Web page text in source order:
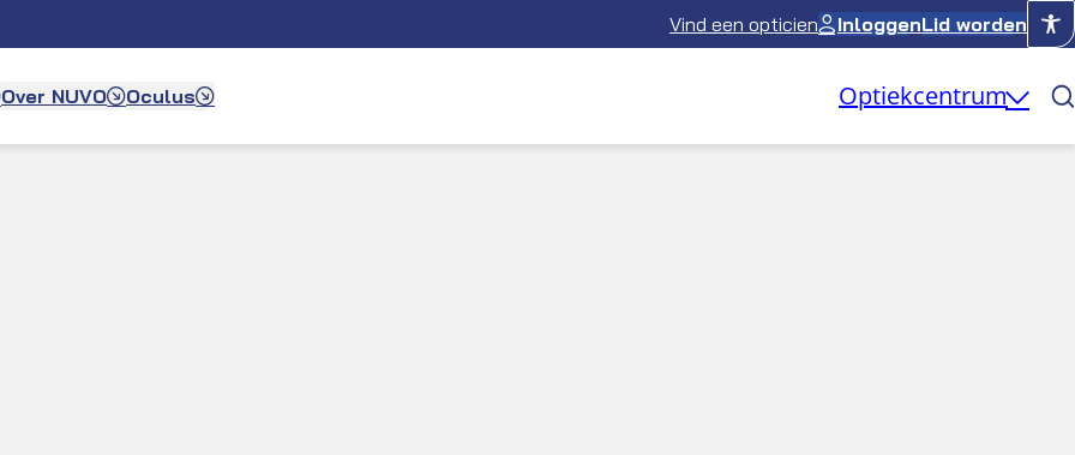
Vind een opticien InloggenLid worden
Over NUVO Oculus Optiekcentrum